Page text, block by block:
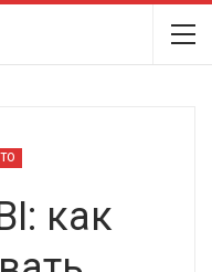
как